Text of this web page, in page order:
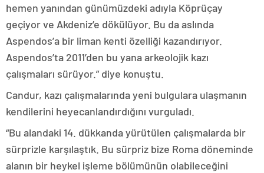
hemen yanından günümüzdeki adıyla Köprüçay
geçiyor ve Akdeniz’e dökülüyor. Bu da aslında
Aspendos’a bir liman kenti özelliği kazandırıyor.
Aspendos’ta 2011’den bu yana arkeolojik kazı
çalışmaları sürüyor.” diye konuştu.
Candur, kazı çalışmalarında yeni bulgulara ulaşmanın
kendilerini heyecanlandırdığını vurguladı.
“Bu alandaki 14. dükkanda yürütülen çalışmalarda bir
sürprizle karşılaştık. Bu sürpriz bize Roma döneminde
alanın bir heykel işleme bölümünün olabileceğini